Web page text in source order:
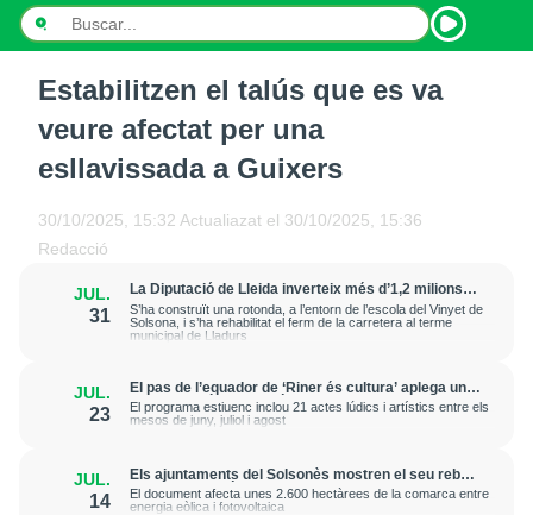
ESPORTS
Estabilitzen el talús que es va
veure afectat per una
esllavissada a Guixers
30/10/2025, 15:32 Actualiazat el 30/10/2025, 15:36
Redacció
JUL.
31
La Diputació de Lleida inverteix més d’1,2 milions
d’euros en la millora de la LV-4241 a Solsona i
Lladurs
S’ha construït una rotonda, a l’entorn de l’escola del Vinyet de
Solsona, i s’ha rehabilitat el ferm de la carretera al terme
municipal de Lladurs
JUL.
23
El pas de l’equador de ‘Riner és cultura’ aplega una
bona assistència de públic del municipi i altres
contrades
El programa estiuenc inclou 21 actes lúdics i artístics entre els
mesos de juny, juliol i agost
JUL.
14
Els ajuntaments del Solsonès mostren el seu rebuig
a la implantació del PLATER
El document afecta unes 2.600 hectàrees de la comarca entre
energia eòlica i fotovoltaica